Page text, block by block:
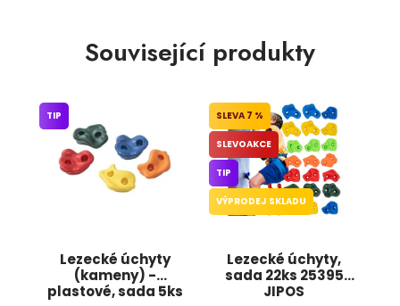
Související produkty
Lezecké úchyty
(kameny) -
plastové, sada 5ks
TIP
Lezecké úchyty,
sada 22ks 25395
JIPOS
7 %
SLEVOAKCE
TIP
VÝPRODEJ SKLADU